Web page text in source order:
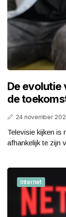
De evolutie
de
24 november
Televisie kijken is
afhankelijk te zijn
Internet